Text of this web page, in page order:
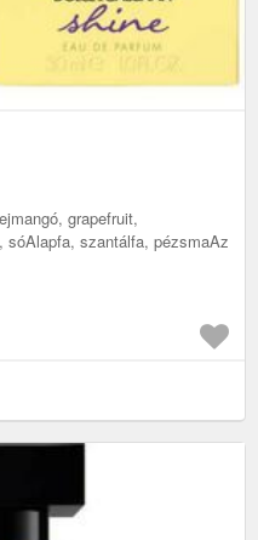
grapefruit,
szantálfa, pézsmaAz